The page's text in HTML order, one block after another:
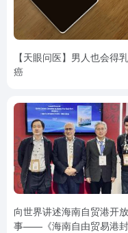
【天眼问医】男人也会得
癌
向世界讲述海南自贸港开
事——《海南自由贸易港